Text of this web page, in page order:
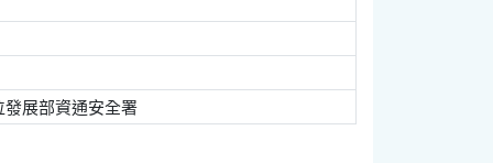
發展部資通安全署